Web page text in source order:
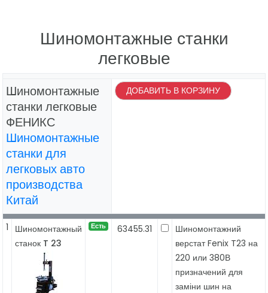
Шиномонтажные станки
легковые
Шиномонтажные
станки легковые
ФЕНИКС
Шиномонтажные
станки для
легковых авто
производства
Китай
ДОБАВИТЬ В КОРЗИНУ
1
Шиномонтажный
станок T 23
Есть 63455.31
Шиномонтажний
верстат Fenix T23 на
220 или 380В
призначений для
заміни шин на